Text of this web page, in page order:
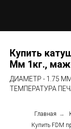
Купить
Мм 1кг.,
ДИАМЕТР - 1.75
ТЕМПЕРАТУРА
Главная →
Купить FDM